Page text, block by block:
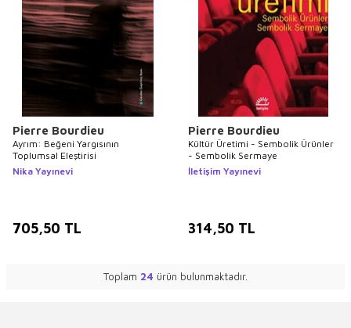
Pierre Bourdieu
Ayrım: Beğeni Yargısının
Toplumsal Eleştirisi
Nika Yayınevi
705,50 TL
Pierre Bourdieu
Kültür Üretimi - Sembolik Ürünler
- Sembolik Sermaye
İletişim Yayınevi
314,50 TL
Toplam 24 ürün bulunmaktadır.